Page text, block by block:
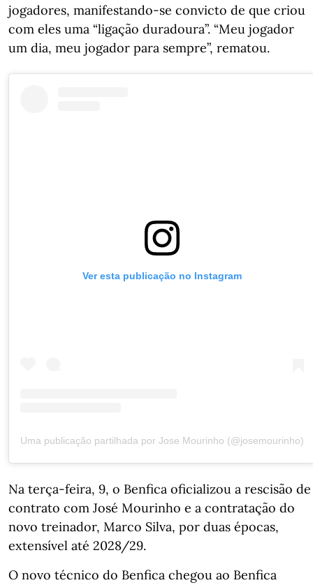
jogadores, manifestando-se convicto de que criou
com eles uma “ligação duradoura”. “Meu jogador
um dia, meu jogador para sempre”, rematou.
Ver esta publicação no Instagram
Uma publicação partilhada por Jose Mourinho (@josemourinho)
Na terça-feira, 9, o Benfica oficializou a rescisão de
contrato com José Mourinho e a contratação do
novo treinador, Marco Silva, por duas épocas,
extensível até 2028/29.
O novo técnico do Benfica chegou ao Benfica